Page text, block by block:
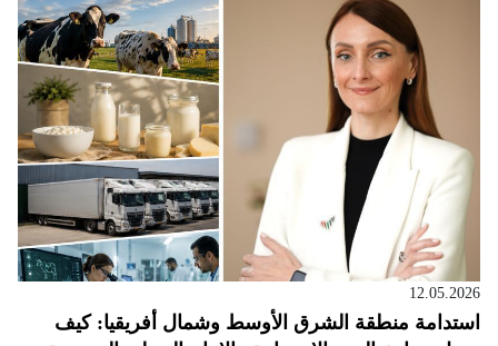
12.05.2026
استدامة منطقة الشرق الأوسط وشمال أفريقيا: كيف